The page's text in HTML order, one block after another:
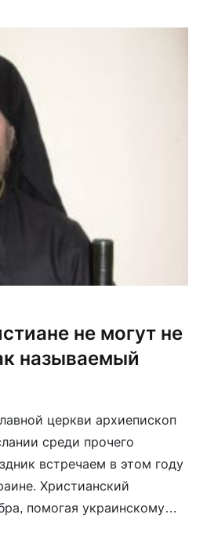
не могут не
называемый
церкви архиепископ
среди прочего
встречаем в этом году
Христианский
помогая украинскому